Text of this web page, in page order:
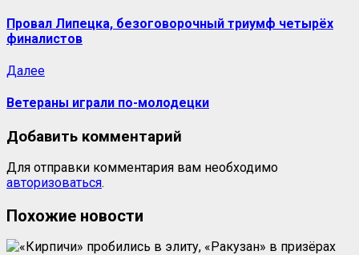
Провал Липецка, безоговорочный триумф четырёх
финалистов
Далее
Ветераны играли по-молодецки
Добавить комментарий
Для отправки комментария вам необходимо
авторизоваться.
Похожие новости